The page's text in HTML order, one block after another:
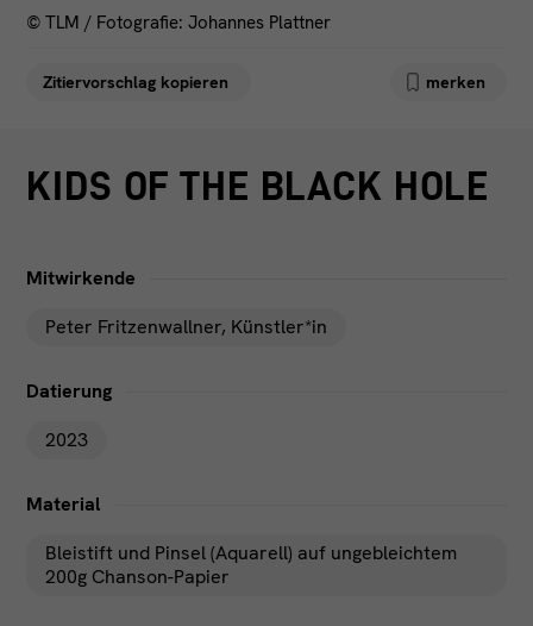
© TLM / Fotografie: Johannes Plattner
Zitiervorschlag kopieren merken
KIDS OF THE BLACK HOLE
Mitwirkende
Peter Fritzenwallner, Künstler*in
Datierung
2023
Material
Bleistift und Pinsel (Aquarell) auf ungebleichtem
200g Chanson-Papier